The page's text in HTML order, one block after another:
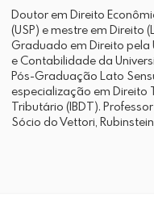
Doutor em Direito
(USP) e mestre em Direito
Graduado em Direito pela
e Contabilidade da
Pós-Graduação Lato
especialização em Direito
Tributário (IBDT).
Sócio do Vettori,